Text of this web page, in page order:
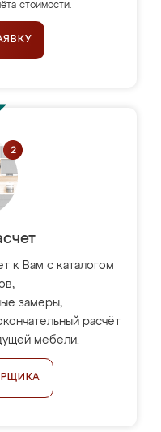
стоимости.
к Вам с каталогом
замеры,
расчёт
мебели.